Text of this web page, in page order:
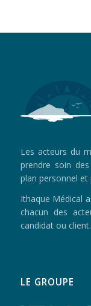
Les acteurs du
prendre soin
plan personnel et
Ithaque Médical
chacun des
candidat ou
LE GROUPE